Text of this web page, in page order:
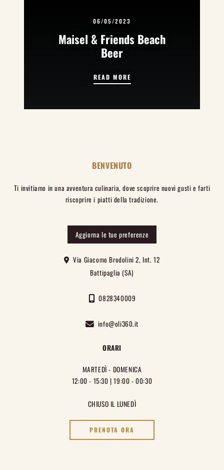
06/05/2023
Maisel & Friends Beach
Beer
READ MOREMAISEL & FRIENDS BEACH
BENVENUTO
Ti invitiamo in una avventura culinaria, dove scoprire nuovi gusti e farti
riscoprire i piatti della tradizione.
Aggiorna le tue preferenze
Via Giacomo Brodolini 2, Int. 12
Battipaglia (SA)
0828340009
info@oli360.it
ORARI
MARTEDÌ - DOMENICA
12:00 - 15:30 | 19:00 - 00:30
CHIUSO IL LUNEDÌ
PRENOTA ORA